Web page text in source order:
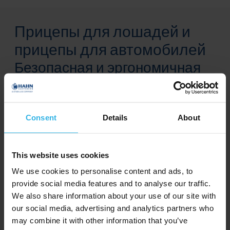
Consent Details About
This website uses cookies
We use cookies to personalise content and ads, to
provide social media features and to analyse our traffic.
We also share information about your use of our site with
our social media, advertising and analytics partners who
may combine it with other information that you’ve
Прицепы для лошадей и
прицепы для автомобилей
Безопасная и эргономичная
погрузка и разгрузка
прицепах для лошадей и легковых прицепов,
и опускание задних дверей и рамп. Они
поддерживают медленное опускание створок,
чтобы лошади могли безопасно и без испуга
заходить и выходить из прицепа. При закрытии
створок или рампы газовые амортизаторы
облегчают их подъем и обеспечивают